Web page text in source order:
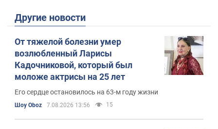
Другие новости
От тяжелой болезни умер
возлюбленный Ларисы
Кадочниковой, который был
моложе актрисы на 25 лет
Его сердце остановилось на 63-м году жизни
Шоу Oboz 7.08.2026 13:56 15